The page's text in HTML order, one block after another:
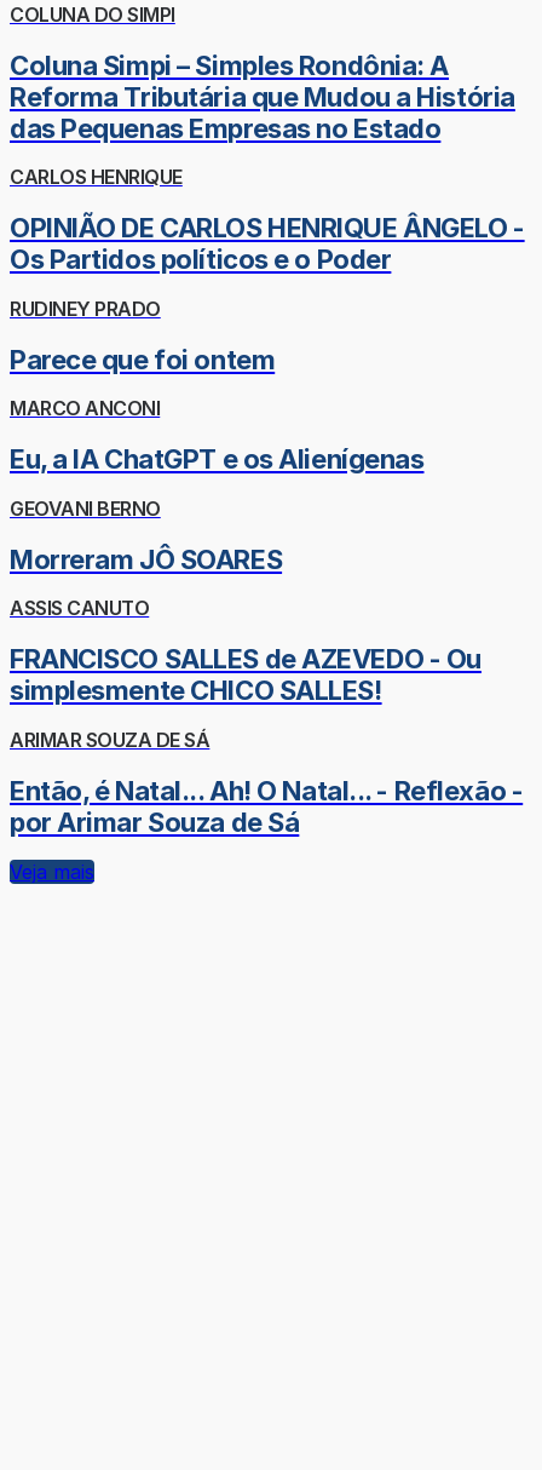
COLUNA DO SIMPI
Coluna Simpi – Simples Rondônia: A
Reforma Tributária que Mudou a História
das Pequenas Empresas no Estado
CARLOS HENRIQUE
OPINIÃO DE CARLOS HENRIQUE ÂNGELO -
Os Partidos políticos e o Poder
RUDINEY PRADO
Parece que foi ontem
MARCO ANCONI
Eu, a IA ChatGPT e os Alienígenas
GEOVANI BERNO
Morreram JÔ SOARES
ASSIS CANUTO
FRANCISCO SALLES de AZEVEDO - Ou
simplesmente CHICO SALLES!
ARIMAR SOUZA DE SÁ
Então, é Natal... Ah! O Natal... - Reflexão -
por Arimar Souza de Sá
Veja mais